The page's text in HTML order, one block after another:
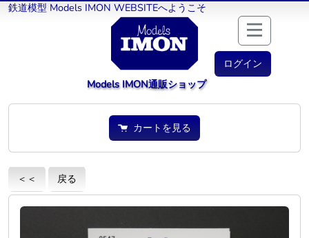
鉄道模型 Models IMON WEBSITEへようこそ
ログイン
Models IMON通販ショップ
カートを見る
＜＜ 戻る